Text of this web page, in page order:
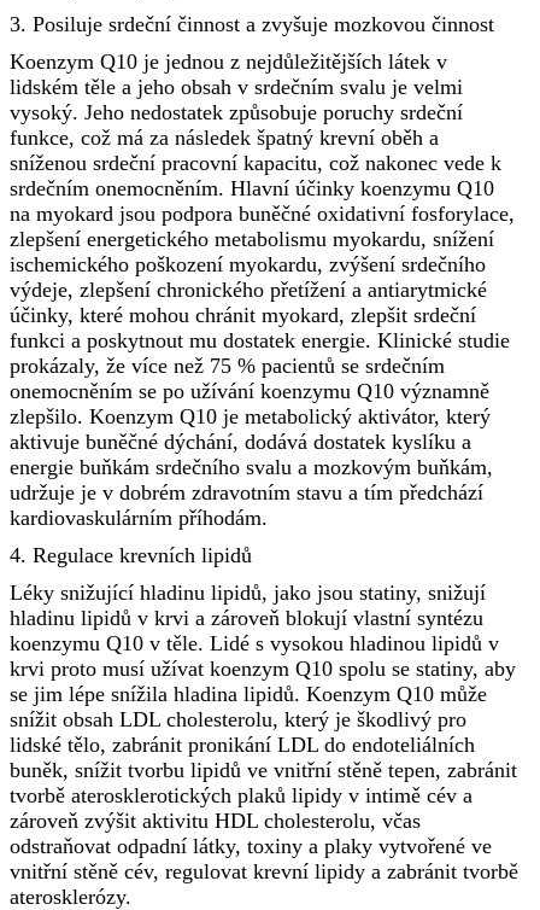
3. Posiluje srdeční činnost a zvyšuje mozkovou činnost
Koenzym Q10 je jednou z nejdůležitějších látek v
lidském těle a jeho obsah v srdečním svalu je velmi
vysoký. Jeho nedostatek způsobuje poruchy srdeční
funkce, což má za následek špatný krevní oběh a
sníženou srdeční pracovní kapacitu, což nakonec vede k
srdečním onemocněním. Hlavní účinky koenzymu Q10
na myokard jsou podpora buněčné oxidativní fosforylace,
zlepšení energetického metabolismu myokardu, snížení
ischemického poškození myokardu, zvýšení srdečního
výdeje, zlepšení chronického přetížení a antiarytmické
účinky, které mohou chránit myokard, zlepšit srdeční
funkci a poskytnout mu dostatek energie. Klinické studie
prokázaly, že více než 75 % pacientů se srdečním
onemocněním se po užívání koenzymu Q10 významně
zlepšilo. Koenzym Q10 je metabolický aktivátor, který
aktivuje buněčné dýchání, dodává dostatek kyslíku a
energie buňkám srdečního svalu a mozkovým buňkám,
udržuje je v dobrém zdravotním stavu a tím předchází
kardiovaskulárním příhodám.
4. Regulace krevních lipidů
Léky snižující hladinu lipidů, jako jsou statiny, snižují
hladinu lipidů v krvi a zároveň blokují vlastní syntézu
koenzymu Q10 v těle. Lidé s vysokou hladinou lipidů v
krvi proto musí užívat koenzym Q10 spolu se statiny, aby
se jim lépe snížila hladina lipidů. Koenzym Q10 může
snížit obsah LDL cholesterolu, který je škodlivý pro
lidské tělo, zabránit pronikání LDL do endoteliálních
buněk, snížit tvorbu lipidů ve vnitřní stěně tepen, zabránit
tvorbě aterosklerotických plaků lipidy v intimě cév a
zároveň zvýšit aktivitu HDL cholesterolu, včas
odstraňovat odpadní látky, toxiny a plaky vytvořené ve
vnitřní stěně cév, regulovat krevní lipidy a zabránit tvorbě
aterosklerózy.